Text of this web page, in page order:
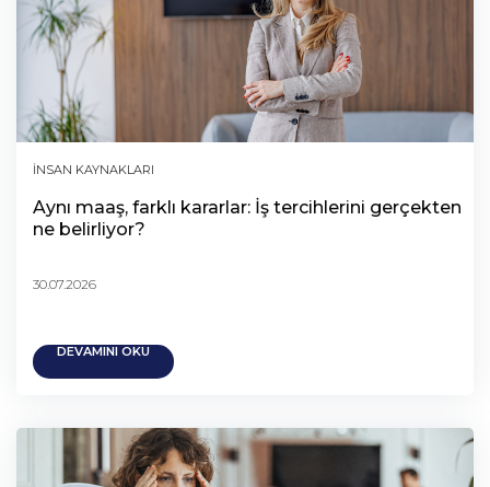
İNSAN KAYNAKLARI
Aynı maaş, farklı kararlar: İş tercihlerini gerçekten
ne belirliyor?
30.07.2026
DEVAMINI OKU